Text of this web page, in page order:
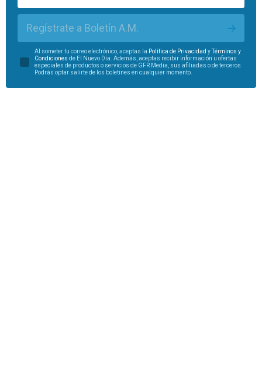
Regístrate a Boletín A.M.
Al someter tu correo electrónico, aceptas la Política de Privacidad y
Términos y
Condiciones de El Nuevo Día. Además, aceptas recibir información u ofertas
especiales de productos o servicios de GFR Media, sus afiliadas o de terceros.
Podrás optar salirte de los boletines en cualquier momento.